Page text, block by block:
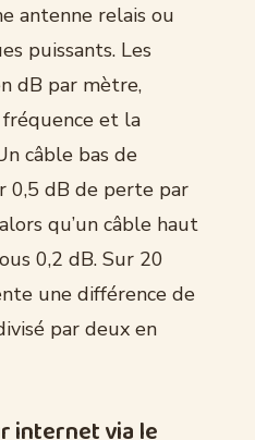
antenne relais ou
puissants. Les
dB par mètre,
et la
câble bas de
0,5 dB de perte par
qu’un câble haut
0,2 dB. Sur 20
une différence de
par deux en